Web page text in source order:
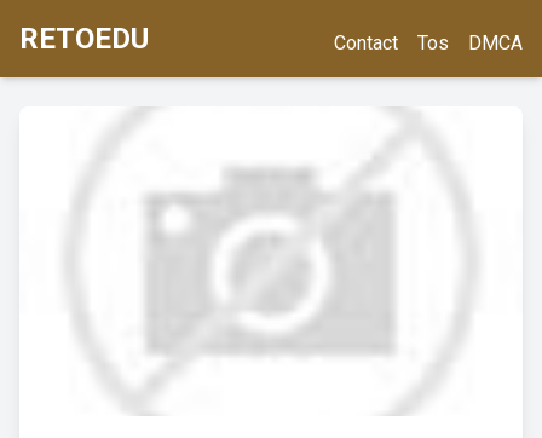
RETOEDU Contact Tos DMCA